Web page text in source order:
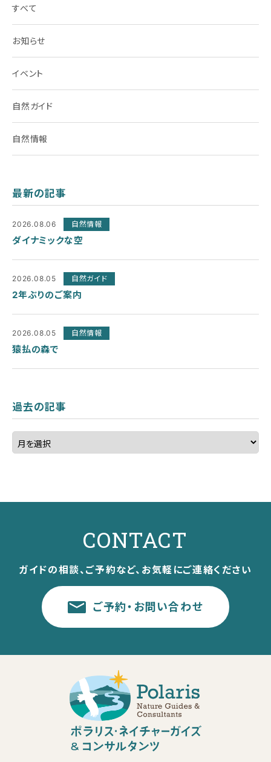
すべて
お知らせ
イベント
自然ガイド
自然情報
最新の記事
2026.08.06 自然情報
ダイナミックな空
2026.08.05 自然ガイド
2年ぶりのご案内
2026.08.05 自然情報
猿払の森で
過去の記事
CONTACT
ガイドの相談、ご予約など、お気軽にご連絡ください
ご予約・お問い合わせ